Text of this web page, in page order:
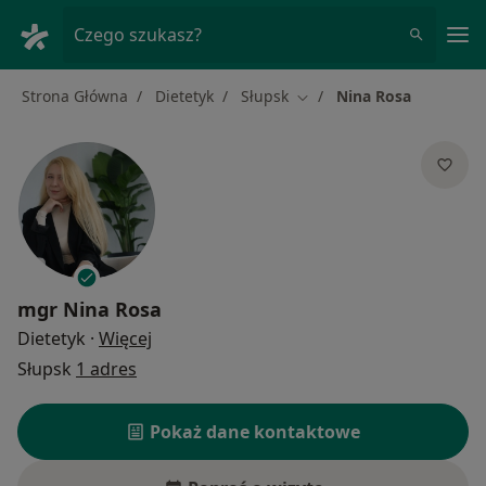
Czego szukasz?
Strona Główna Dietetyk Słupsk Zmień miasto
Nina Rosa
mgr Nina Rosa
Dietetyk · Więcej
Słupsk 1 adres
Pokaż dane kontaktowe